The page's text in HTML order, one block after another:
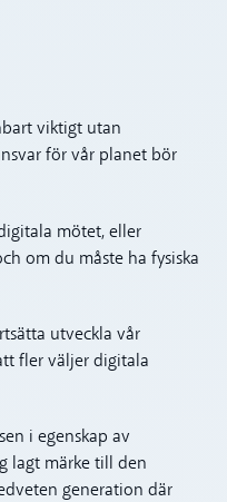
viktigt utan
för vår planet bör
mötet, eller
om du måste ha fysiska
utveckla vår
fler väljer digitala
i egenskap av
lagt märke till den
generation där